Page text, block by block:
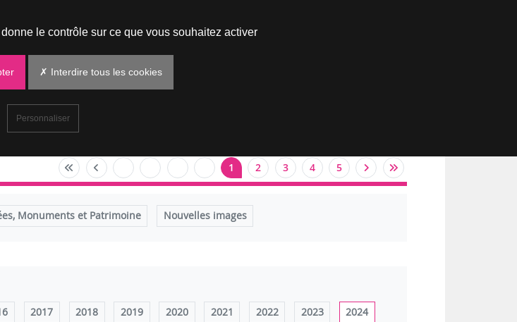
1 2 3 4 5
Monuments et Patrimoine Nouvelles images
2017 2018 2019 2020 2021 2022 2023 2024
le contrôle sur ce que vous souhaitez activer
✗ Interdire tous les cookies
Personnaliser